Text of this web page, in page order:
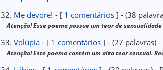
32. Me devore! - [ 1 comentários ] - (38
Atenção! Esse poema possue um teor de
33.Volúpia - [ 1 comentários ] - (27 palavras)
Atenção! Este poema contém um alto teor sensual.